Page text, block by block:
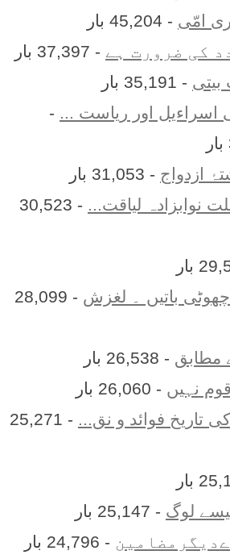
- 45,204 بار
کی ضرورت ہے - 37,397 بار
- 35,191 بار
-
- 31,053 بار
نوابزادہ لیاقت...
- 30,523
باتیں ۔ لغزش
- 28,099
مطابق - 26,538 بار
نہیں - 26,060 بار
- 25,271
لوگ - 25,147 بار
- 24,796 بار